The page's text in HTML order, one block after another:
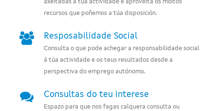
axeitadas á túa actividade e aproveita os moitos
recursos que poñemos a túa disposición.
Resposabilidade Social
Consulta o que pode achegar a responsabilidade social
á túa actividade e os teus resultados desde a
perspectiva do emprego autónomo.
Consultas do teu interese
Espazo para que nos fagas calquera consulta ou